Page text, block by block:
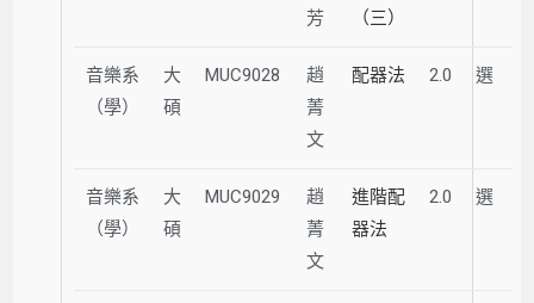
芳
（三）
音樂系
（學）
大
碩
MUC9028
趙
菁
文
配器法 2.0 選
音樂系
（學）
大
碩
MUC9029
趙
菁
文
進階配
器法
2.0 選